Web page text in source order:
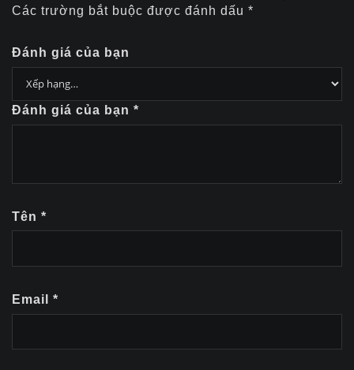
Các trường bắt buộc được đánh dấu *
Đánh giá của bạn
Đánh giá của bạn *
Tên *
Email *